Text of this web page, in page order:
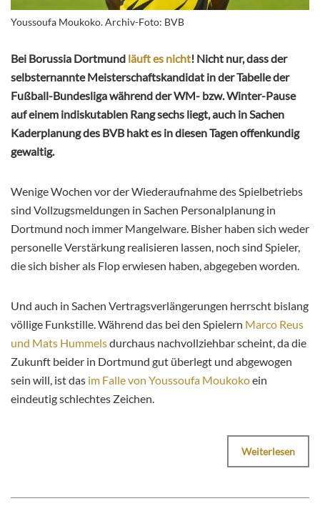
Youssoufa Moukoko. Archiv-Foto: BVB
Bei Borussia Dortmund läuft es nicht! Nicht nur, dass der
selbsternannte Meisterschaftskandidat in der Tabelle der
Fußball-Bundesliga während der WM- bzw. Winter-Pause
auf einem indiskutablen Rang sechs liegt, auch in Sachen
Kaderplanung des BVB hakt es in diesen Tagen offenkundig
gewaltig.
Wenige Wochen vor der Wiederaufnahme des Spielbetriebs
sind Vollzugsmeldungen in Sachen Personalplanung in
Dortmund noch immer Mangelware. Bisher haben sich weder
personelle Verstärkung realisieren lassen, noch sind Spieler,
die sich bisher als Flop erwiesen haben, abgegeben worden.
Und auch in Sachen Vertragsverlängerungen herrscht bislang
völlige Funkstille. Während das bei den Spielern Marco Reus
und Mats Hummelsdurchaus nachvollziehbar scheint, da die
Zukunft beider in Dortmund gut überlegt und abgewogen
sein will, ist das im Falle von Youssoufa Moukokoein
eindeutig schlechtes Zeichen.
Weiterlesen